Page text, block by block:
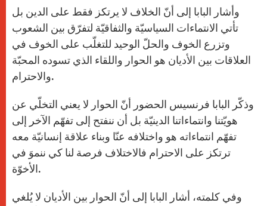
وأشار البابا إلى أنّ الخلاف لا يرتكز فقط على الدين بل
تأتي الانتماءات السياسيّة والثفاقيّة لتفرّق بين الشعوب
وتزرع الخوف والحلّ الوحيد للتغلّب على الخوف في
العلاقات بين الأديان هو الحوار واللقاء الذي تسوده المحبّة
والاحترام.
وذكّر البابا فرنسيس الحضور أنّ الحوار لا يعني التخلّي عن
هويّتنا وانتماءاتنا الدينيّة بل أن ننفتح إلى تفهّم الآخر إلى
تفهّم انتماءاته هو واختلافه عنّا وبناء علاقة إنسانيّة معه
ترتكز على الاحترام فالاختلاف فرصة لنا كي ننموَ في
الأخوّة.
وفي كلمته، أشار البابا إلى أنّ الحوار بين الأديان لا يُلغي